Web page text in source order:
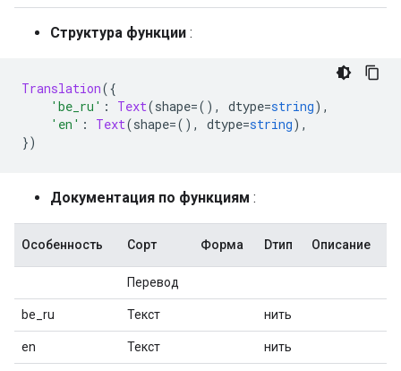
Структура функции :
Translation({
'be_ru' : Text(shape=(), dtype=string),
'en' : Text(shape=(), dtype=string),
})
Документация по функциям :
Особенность Сорт Форма Dтип Описание
Перевод
be_ru Текст нить
en Текст нить